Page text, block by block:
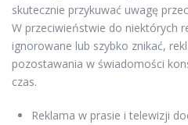
skutecznie przykuwać uwagę
W przeciwieństwie do niektórych
ignorowane lub szybko znikać,
pozostawania w świadomości
czas.
Reklama w prasie i telewizji